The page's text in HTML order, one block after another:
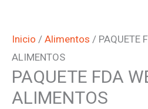
Inicio / Alimentos / PAQUETE
ALIMENTOS
PAQUETE FDA
ALIMENTOS
FDA
WELCOME
ALIMENTOS
cantidad